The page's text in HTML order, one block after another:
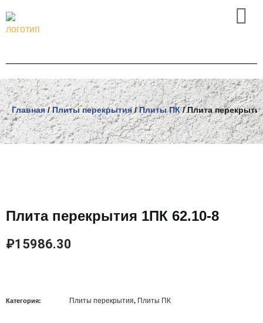
Перейти
содержимому
Главная/Плиты перекрытия/Плиты ПК/ Плита
Плита перекрытия 1ПК 62.10-8
₽15986.30
Категория: Плиты перекрытия, Плиты ПК